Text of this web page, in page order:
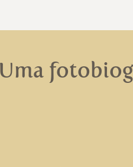
Uma